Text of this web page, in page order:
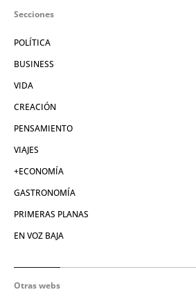
Secciones
POLÍTICA
BUSINESS
VIDA
CREACIÓN
PENSAMIENTO
VIAJES
+ECONOMÍA
GASTRONOMÍA
PRIMERAS PLANAS
EN VOZ BAJA
Otras webs